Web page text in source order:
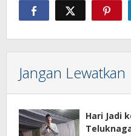
Jangan Lewatkan
Hari Jadi